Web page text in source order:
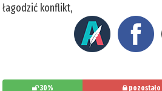
łagodzić konflikt,
30% pozostało